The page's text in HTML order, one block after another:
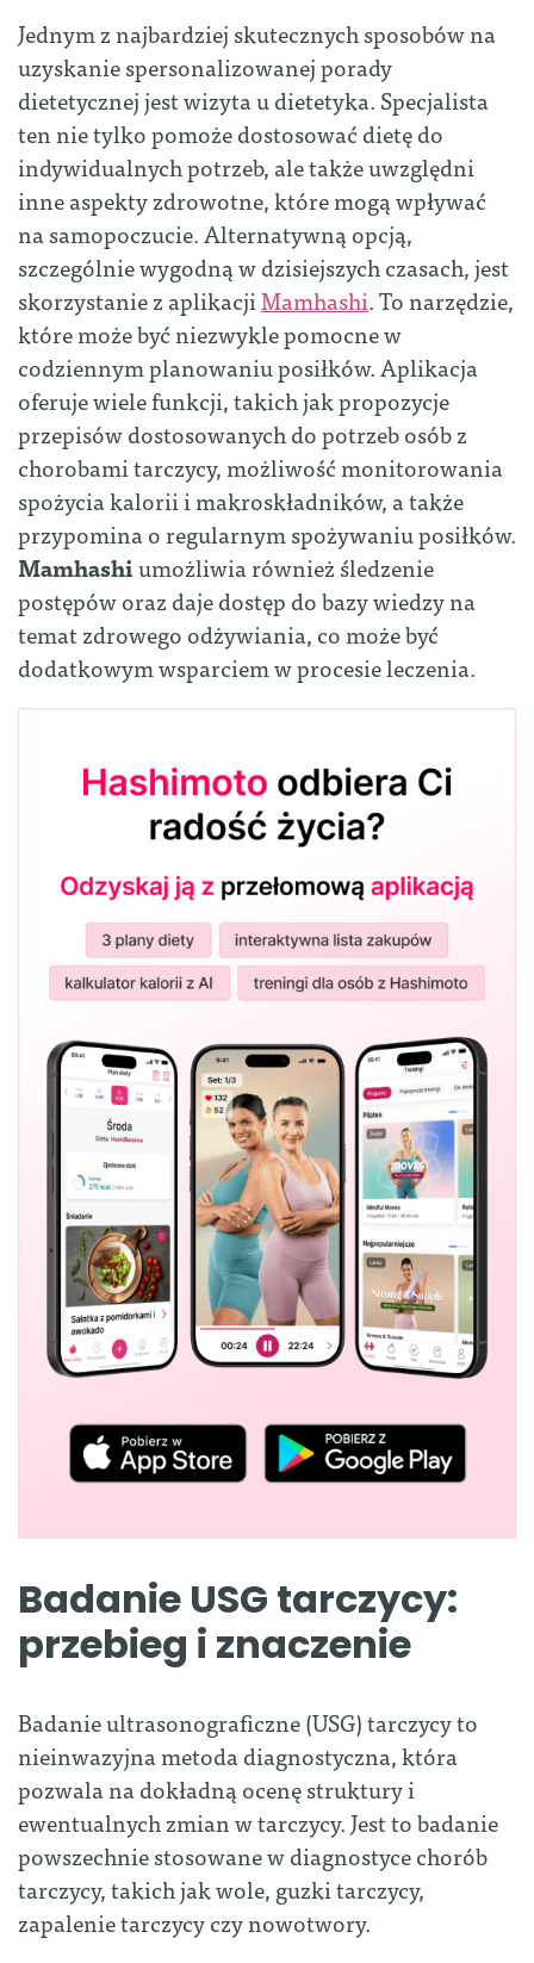
Jednym z najbardziej skutecznych sposobów na
uzyskanie spersonalizowanej porady
dietetycznej jest wizyta u dietetyka. Specjalista
ten nie tylko pomoże dostosować dietę do
indywidualnych potrzeb, ale także uwzględni
inne aspekty zdrowotne, które mogą wpływać
na samopoczucie. Alternatywną opcją,
szczególnie wygodną w dzisiejszych czasach, jest
skorzystanie z aplikacjiMamhashi. To narzędzie,
które może być niezwykle pomocne w
codziennym planowaniu posiłków. Aplikacja
oferuje wiele funkcji, takich jak propozycje
przepisów dostosowanych do potrzeb osób z
chorobami tarczycy, możliwość monitorowania
spożycia kalorii i makroskładników, a także
przypomina o regularnym spożywaniu posiłków.
Mamhashiumożliwia również śledzenie
postępów oraz daje dostęp do bazy wiedzy na
temat zdrowego odżywiania, co może być
dodatkowym wsparciem w procesie leczenia.
Badanie USG tarczycy:
przebieg i znaczenie
Badanie ultrasonograficzne (USG) tarczycy to
nieinwazyjna metoda diagnostyczna, która
pozwala na dokładną ocenę struktury i
ewentualnych zmian w tarczycy. Jest to badanie
powszechnie stosowane w diagnostyce chorób
tarczycy, takich jak wole, guzki tarczycy,
zapalenie tarczycy czy nowotwory.